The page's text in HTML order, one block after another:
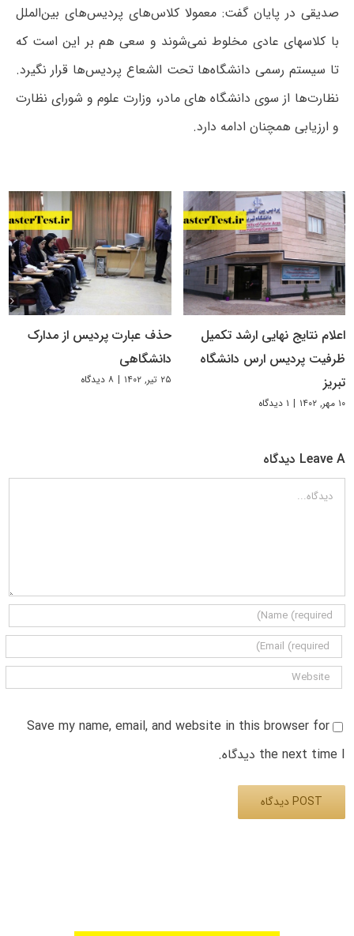
صدیقی در پایان گفت: معمولا کلاس‌های پردیس‌های بین‌الملل
با کلاسهای عادی مخلوط نمی‌شوند و سعی هم بر این است که
تا سیستم رسمی دانشگاه‌ها تحت الشعاع پردیس‌ها قرار نگیرد.
نظارت‌ها از سوی دانشگاه های مادر، وزارت علوم و شورای نظارت
و ارزیابی همچنان ادامه دارد.
اعلام نتایج نهایی ارشد تکمیل
ظرفیت پردیس ارس دانشگاه
تبریز
۱۰ مهر, ۱۴۰۲ | ۱ دیدگاه
حذف عبارت پردیس از مدارک
دانشگاهی
۲۵ تیر, ۱۴۰۲ | ۸ دیدگاه
Leave A دیدگاه
دیدگاه
Save my name, email, and website in this browser for
the next time I دیدگاه.